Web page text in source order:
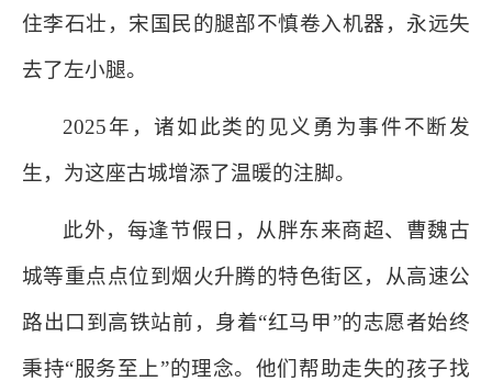
住李石壮，宋国民的腿部不慎卷入机器，永远失
去了左小腿。
2025年，诸如此类的见义勇为事件不断发
生，为这座古城增添了温暖的注脚。
此外，每逢节假日，从胖东来商超、曹魏古
城等重点点位到烟火升腾的特色街区，从高速公
路出口到高铁站前，身着“红马甲”的志愿者始终
秉持“服务至上”的理念。他们帮助走失的孩子找